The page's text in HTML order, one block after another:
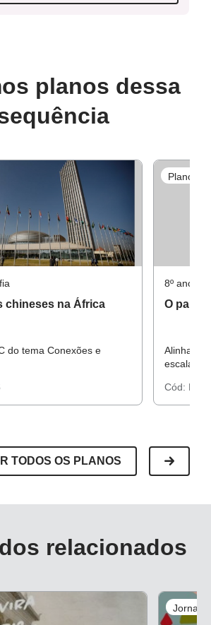
planos dessa
chineses na África
do tema Conexões e
Plano 3
8º ano •
O papel
Alinhado
escalas.
Cód:
TODOS OS PLANOS
relacionados